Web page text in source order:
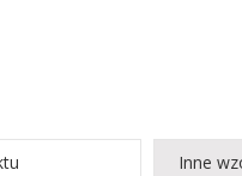
Inne